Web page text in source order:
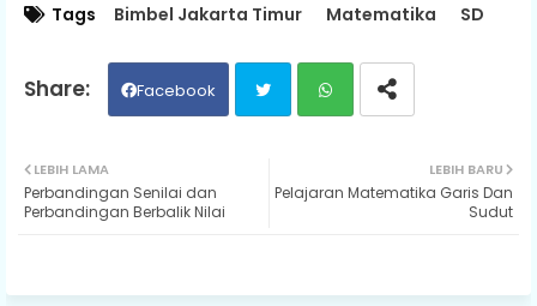
Tags Bimbel Jakarta Timur Matematika SD
Facebook
ats
LEBIH BARU
Pelajaran Matematika Garis Dan
Sudut
LEBIH LAMA
Perbandingan Senilai dan
Perbandingan Berbalik Nilai